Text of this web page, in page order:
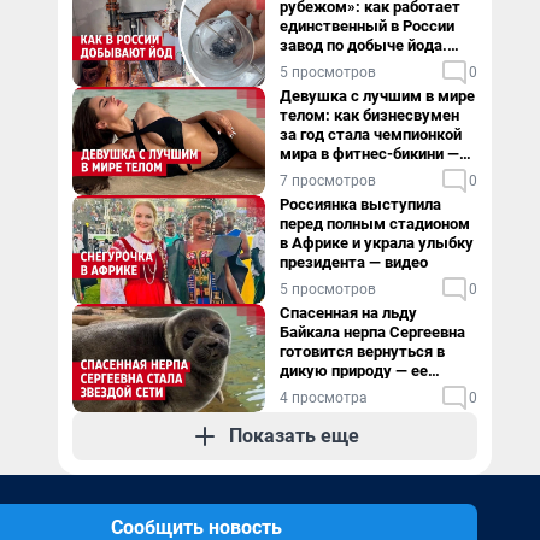
рубежом»: как работает
единственный в России
завод по добыче йода.
Видео
5 просмотров 0
Девушка с лучшим в мире
телом: как бизнесвумен
за год стала чемпионкой
мира в фитнес-бикини —
видео
7 просмотров 0
Россиянка выступила
перед полным стадионом
в Африке и украла улыбку
президента — видео
5 просмотров 0
Спасенная на льду
Байкала нерпа Сергеевна
готовится вернуться в
дикую природу — ее
видеоистория
4 просмотра 0
Показать еще
Сообщить новость